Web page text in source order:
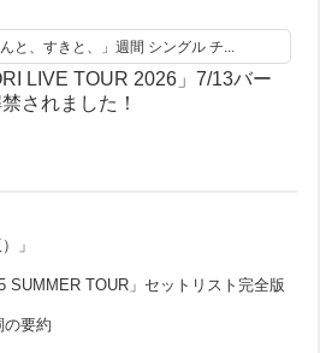
と、すきと、」週間 シングル チ...
LIVE TOUR 2026」7/13バー
されました！
」
SUMMER TOUR」セットリスト完全版
の要約